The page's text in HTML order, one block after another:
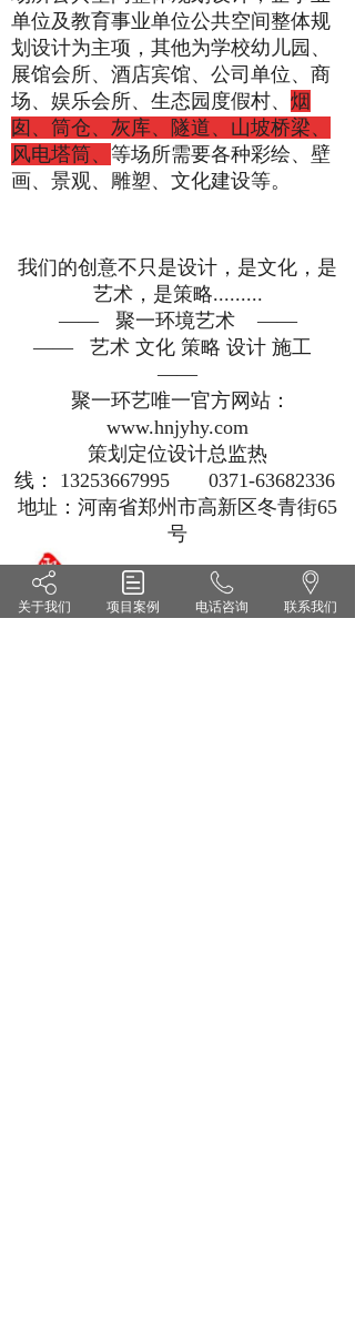
单位及教育事业单位公共空间整体规
划设计为主项，其他为学校幼儿园、
展馆会所、酒店宾馆、公司单位、商
场、娱乐会所、生态园度假村、 烟
囱、筒仓、灰库、隧道、山坡桥梁、
风电塔筒、 等场所需要各种彩绘、壁
画、景观、雕塑、文化建设等。
我们的创意不只是设计，是文化，是
艺术，是策略.........
—— 聚一环境艺术 ——
—— 艺术 文化 策略 设计 施工
——
聚一环艺唯一官方网站：
www.hnjyhy.com
策划定位设计总监热
线： 13253667995 0371-63682336
地址：河南省郑州市高新区冬青街65
号
关于我们 项目案例 电话咨询 联系我们